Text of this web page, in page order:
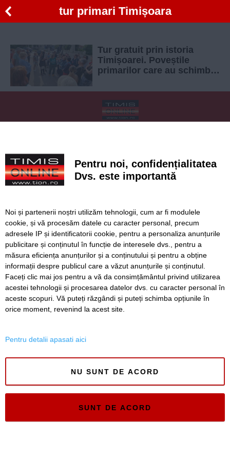
tur primari Timișoara
Tur gratuit prin istoria
Timișoarei. Poveștile
primarilor care au schimbat
Politica de confidentialitate
Regulament postare și moderare comentarii
Timiș Online
ISSN 3008-2323
ISSN-L 3008-2323
Pentru noi, confidențialitatea
Dvs. este importantă
Noi și partenerii noștri utilizăm tehnologii, cum ar fi modulele
cookie, și vă procesăm datele cu caracter personal, precum
adresele IP și identificatorii cookie, pentru a personaliza anunțurile
publicitare și conținutul în funcție de interesele dvs., pentru a
măsura eficiența anunțurilor și a conținutului și pentru a obține
informații despre publicul care a văzut anunțurile și conținutul.
Faceți clic mai jos pentru a vă da consimțământul privind utilizarea
acestei tehnologii și procesarea datelor dvs. cu caracter personal în
aceste scopuri. Vă puteți răzgândi și puteți schimba opțiunile în
orice moment, revenind la acest site.
Pentru detalii apasati aici
NU SUNT DE ACORD
SUNT DE ACORD